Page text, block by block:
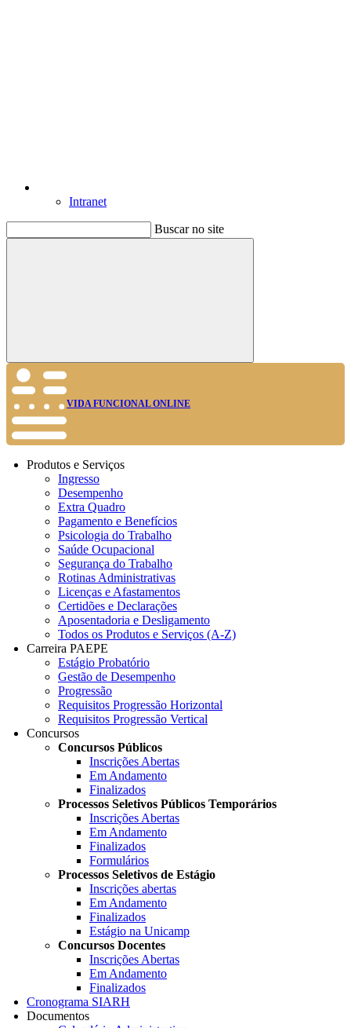
Intranet
Buscar no site
Buscar
VIDA FUNCIONAL ONLINE
Produtos e Serviços
Ingresso
Desempenho
Extra Quadro
Pagamento e Benefícios
Psicologia do Trabalho
Saúde Ocupacional
Segurança do Trabalho
Rotinas Administrativas
Licenças e Afastamentos
Certidões e Declarações
Aposentadoria e Desligamento
Todos os Produtos e Serviços (A-Z)
Carreira PAEPE
Estágio Probatório
Gestão de Desempenho
Progressão
Requisitos Progressão Horizontal
Requisitos Progressão Vertical
Concursos
Concursos Públicos
Inscrições Abertas
Em Andamento
Finalizados
Processos Seletivos Públicos Temporários
Inscrições Abertas
Em Andamento
Finalizados
Formulários
Processos Seletivos de Estágio
Inscrições abertas
Em Andamento
Finalizados
Estágio na Unicamp
Concursos Docentes
Inscrições Abertas
Em Andamento
Finalizados
Cronograma SIARH
Documentos